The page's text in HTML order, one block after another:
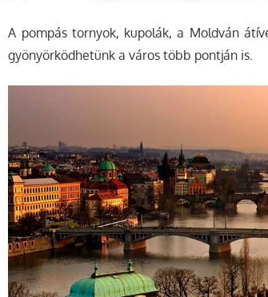
A pompás tornyok, kupolák, a Moldván
gyönyörködhetünk a város több pontján is.